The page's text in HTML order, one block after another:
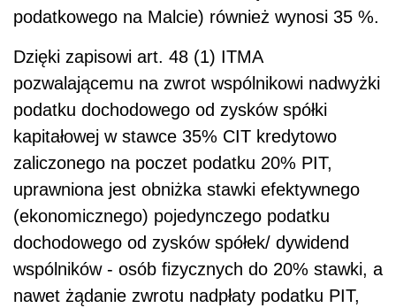
podatkowego na Malcie) również wynosi 35 %.
Dzięki zapisowi art. 48 (1) ITMA
pozwalającemu na zwrot wspólnikowi nadwyżki
podatku dochodowego od zysków spółki
kapitałowej w stawce 35% CIT kredytowo
zaliczonego na poczet podatku 20% PIT,
uprawniona jest obniżka stawki efektywnego
(ekonomicznego) pojedynczego podatku
dochodowego od zysków spółek/ dywidend
wspólników - osób fizycznych do 20% stawki, a
nawet żądanie zwrotu nadpłaty podatku PIT,